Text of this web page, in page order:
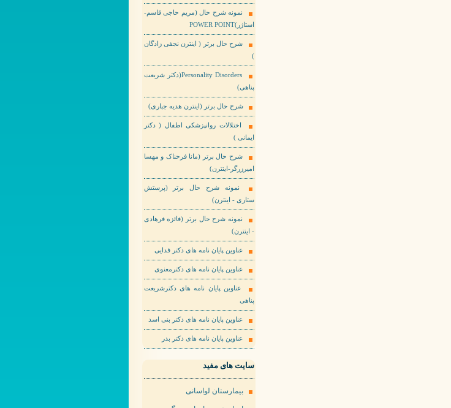
نمونه شرح حال (مریم حاجی قاسم-
استاژر)POWER POINT
شرح حال برتر ( اینترن نجفی زادگان
)
Personality Disorders(دکتر شریعت
پناهی)
شرح حال برتر (اینترن هدیه جباری)
اختلالات روانپزشکی اطفال ( دکتر
ایمانی )
شرح حال برتر (مانا فرحناک و مهسا
امیرزرگر-اینترن)
نمونه شرح حال برتر (پرستش
ستاری - اینترن)
نمونه شرح حال برتر (فائزه فرهادی
- اینترن)
عناوین پایان نامه های دکتر فدایی
عناوین پایان نامه های دکترمعنوی
عناوین پایان نامه های دکترشریعت
پناهی
عناوین پایان نامه های دکتر بنی اسد
عناوین پایان نامه های دکتر بدر
سایت های مفید
بیمارستان لواسانی